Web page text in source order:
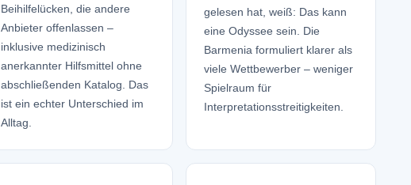
Beihilfelücken, die andere
Anbieter offenlassen –
inklusive medizinisch
anerkannter Hilfsmittel ohne
abschließenden Katalog. Das
ist ein echter Unterschied im
Alltag.
gelesen hat, weiß: Das kann
eine Odyssee sein. Die
Barmenia formuliert klarer als
viele Wettbewerber – weniger
Spielraum für
Interpretationsstreitigkeiten.